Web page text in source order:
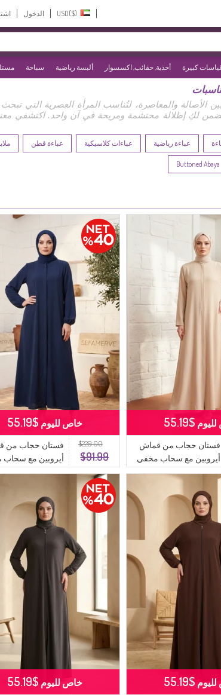
الدخول
كبيرة أحذية, حقائب, اكسسوار ألبسة رياضية سباحة
الأصالة والمعاصرة، لتُناسب المرأة العصرية التي تبحث
عباءة رياضية عباءات كلاسيكية عباءة قطن
Buttoned Abaya
فستان حجاب من قماش
أيروبين مع سحاب مخفي
وحزام، 4147-03 بيج
$55.19
$229.00
$91.99
فستان حجاب من
أيروبين مع
وحزام، 4147-02 أزرق داكن
خاص لليوم $55.19
$55.19 خاص لليوم $55.19